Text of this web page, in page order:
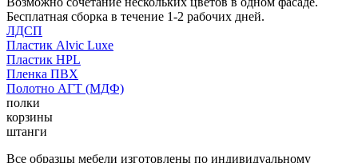
Бесплатная сборка в течение 1-2 рабочих дней.
ЛДСП
Пластик Alvic Luxe
Пластик HPL
Пленка ПВХ
Полотно АГТ (МДФ)
полки
корзины
штанги
Все образцы мебели изготовлены по индивидуальному